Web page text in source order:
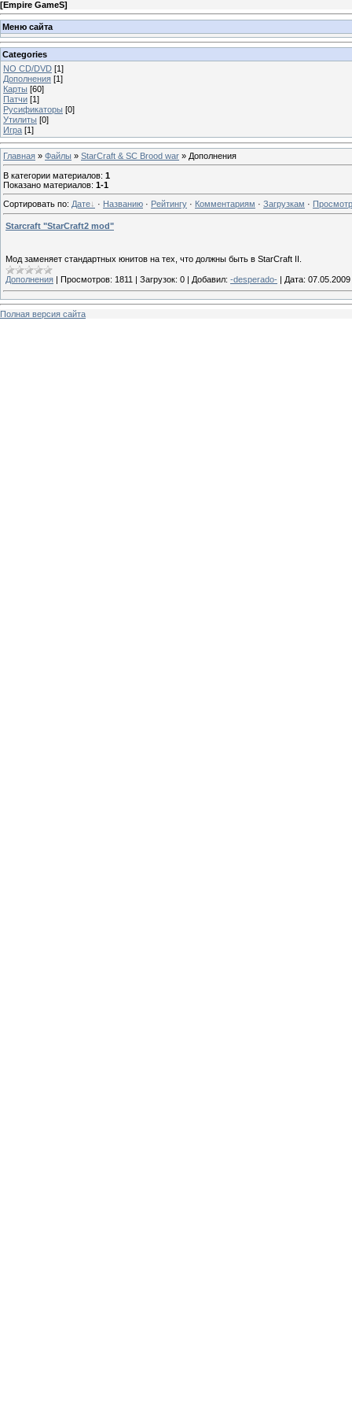
[Empire GameS]
Меню сайта
Categories
NO CD/DVD [1]
Дополнения [1]
Карты [60]
Патчи [1]
Русификаторы [0]
Утилиты [0]
Игра [1]
Главная » Файлы » StarCraft & SC Brood war » Дополнения
В категории материалов: 1
Показано материалов: 1-1
Сортировать по: Дате · Названию · Рейтингу · Комментариям · Загрузкам ·
Starcraft "StarCraft2 mod"
Мод заменяет стандартных юнитов на тех, что должны быть в StarCraft II.
Дополнения | Просмотров: 1811 | Загрузок: 0 | Добавил: -desperado- | Дата: 07.05.2009
Полная версия сайта